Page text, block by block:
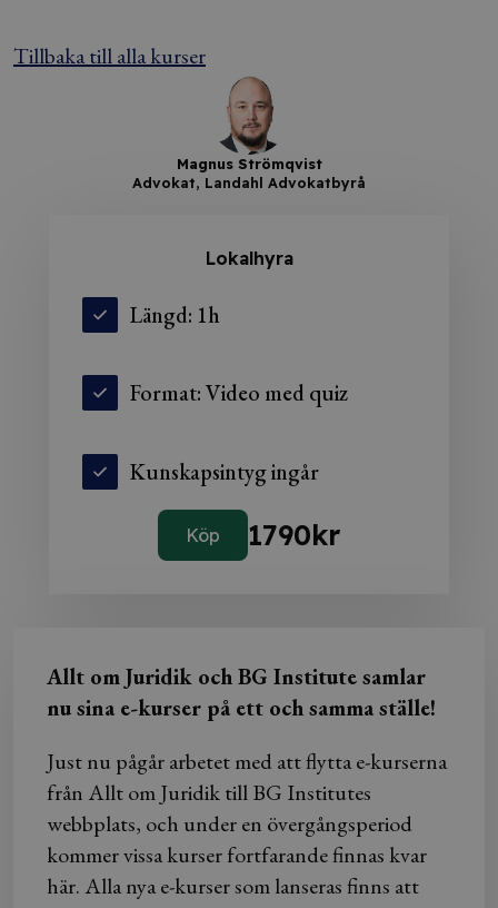
Tillbaka till alla kurser
Magnus Strömqvist
Advokat, Landahl Advokatbyrå
Lokalhyra
Längd: 1h
Format: Video med quiz
Kunskapsintyg ingår
Köp 1790kr
Allt om Juridik och BG Institute samlar
nu sina e-kurser på ett och samma ställe!
Just nu pågår arbetet med att flytta e-kurserna
från Allt om Juridik till BG Institutes
webbplats, och under en övergångsperiod
kommer vissa kurser fortfarande finnas kvar
här. Alla nya e-kurser som lanseras finns att